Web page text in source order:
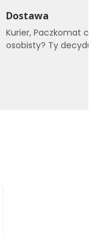
Dostawa
Kurier, Paczkomat
osobisty? Ty